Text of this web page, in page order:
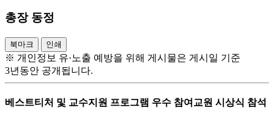
총장 동정
북마크 인쇄
※ 개인정보 유·노출 예방을 위해 게시물은 게시일 기준
3년동안 공개됩니다.
베스트티처 및 교수지원 프로그램 우수 참여교원 시상식 참석